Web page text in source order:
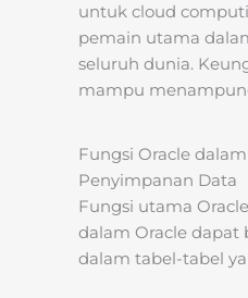
untuk cloud
pemain utama
seluruh dunia.
mampu
Fungsi Oracle
Penyimpanan Data
Fungsi utama
dalam Oracle dapat
dalam tabel-tabel